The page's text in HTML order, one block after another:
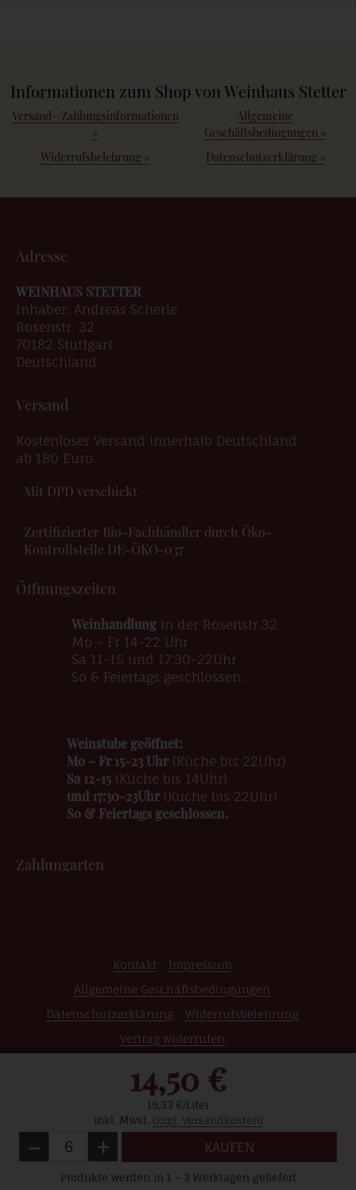
14,50 €
19,33 €/Liter
inkl. Mwst. (zzgl. Versandkosten)
-Weniger
Menge +Mehr KAUFEN
Produkte werden in 1 – 3 Werktagen geliefert
Informationen zum Shop von Weinhaus Stetter
Versand-/Zahlungsinformationen
»
Allgemeine
Geschäftsbedingungen »
Widerrufsbelehrung » Datenschutzerklärung »
Adresse
WEINHAUS STETTER
Inhaber: Andreas Scherle
Rosenstr. 32
70182 Stuttgart
Deutschland
Versand
Kostenloser Versand innerhalb Deutschland
ab 180 Euro.
Mit DPD verschickt
Zertifizierter Bio-Fachhändler durch Öko-
Kontrollstelle DE-ÖKO-037
Öffnungszeiten
Weinhandlungin der Rosenstr.32
Mo – Fr 14-22 Uhr
Sa 11-15 und 17:30-22Uhr
So & Feiertags geschlossen.
Weinstube geöffnet:
Mo – Fr 15-23 Uhr(Küche bis 22Uhr)
Sa 12-15(Küche bis 14Uhr)
und 17:30-23Uhr(Küche bis 22Uhr)
So & Feiertags geschlossen.
Zahlungarten
Kontakt
Impressum
Allgemeine Geschäftsbedingungen
Datenschutzerklärung
Widerrufsbelehrung
Vertrag widerrufen
© 2026 Weinshop | Edle Weine | Raritäten | Grosse
Gewächse | Wein Online Kaufen